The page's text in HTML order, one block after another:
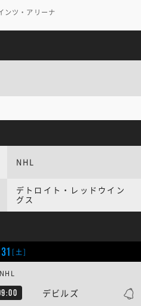
ンツ・アリーナ
NHL
デトロイト・レッドウイン
グス
[土]
デビルズ
NHL